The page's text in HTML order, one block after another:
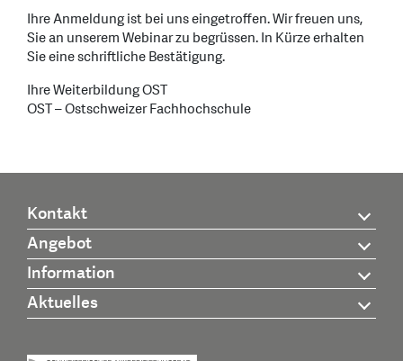
Ihre Anmeldung ist bei uns eingetroffen. Wir freuen uns,
Sie an unserem Webinar zu begrüssen. In Kürze erhalten
Sie eine schriftliche Bestätigung.
Ihre Weiterbildung OST
OST – Ostschweizer Fachhochschule
Kontakt
Angebot
Information
Aktuelles